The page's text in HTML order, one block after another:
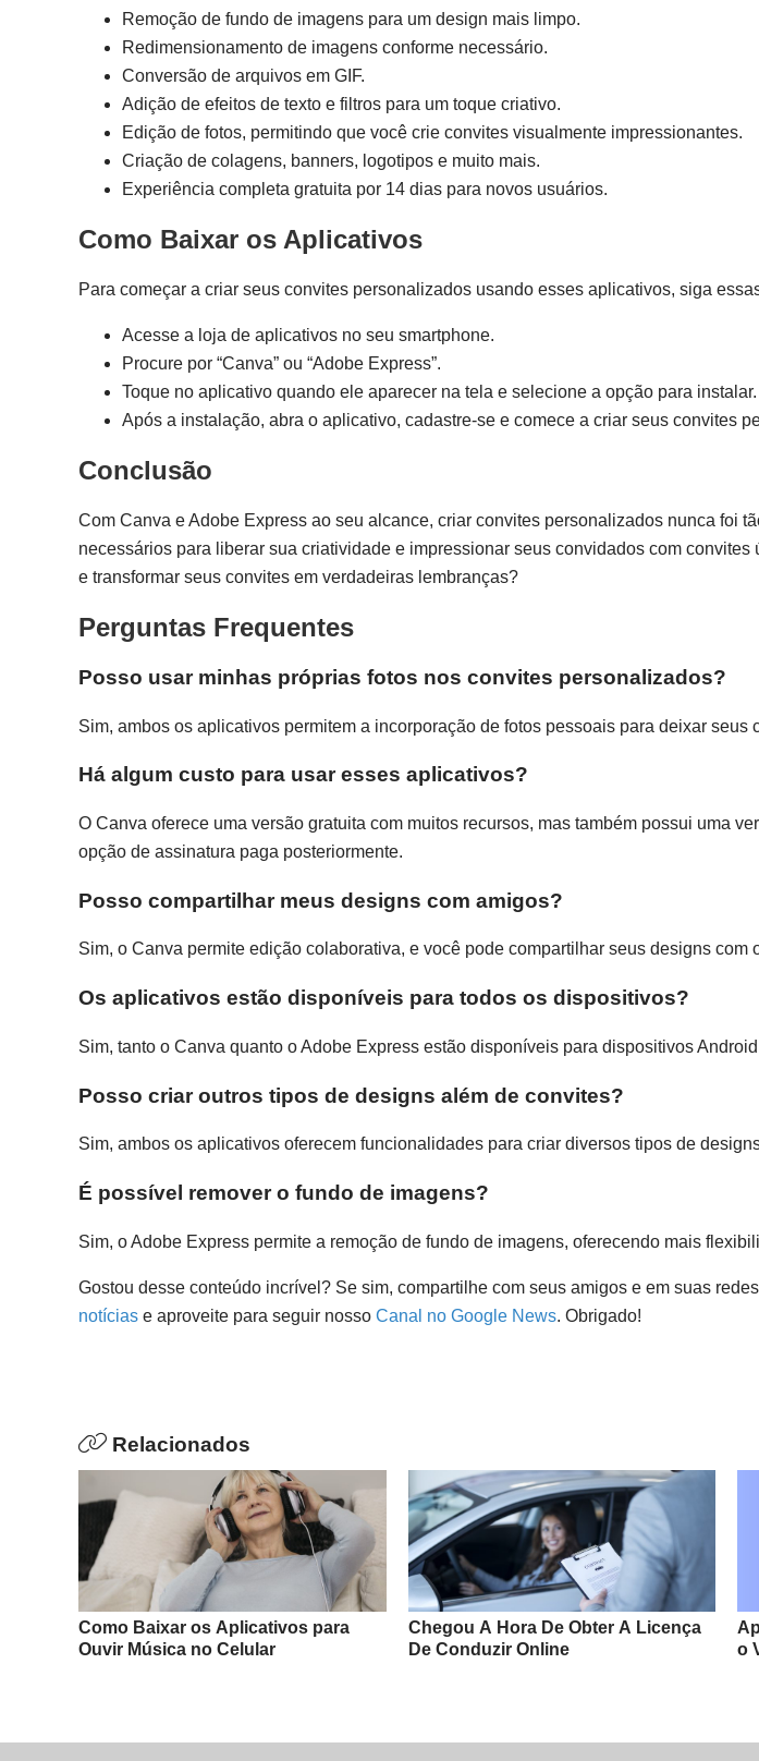
Remoção de fundo de imagens para um design mais limpo.
Redimensionamento de imagens conforme necessário.
Conversão de arquivos em GIF.
Adição de efeitos de texto e filtros para um toque criativo.
Edição de fotos, permitindo que você crie convites visualmente impressionantes.
Criação de colagens, banners, logotipos e muito mais.
Experiência completa gratuita por 14 dias para novos usuários.
Como Baixar os Aplicativos
Para começar a criar seus convites personalizados usando esses aplicativos, siga
Acesse a loja de aplicativos no seu smartphone.
Procure por “Canva” ou “Adobe Express”.
Toque no aplicativo quando ele aparecer na tela e selecione a opção para instalar.
Após a instalação, abra o aplicativo, cadastre-se e comece a criar seus convites
Conclusão
Com Canva e Adobe Express ao seu alcance, criar convites personalizados nunca foi
necessários para liberar sua criatividade e impressionar seus convidados com
e transformar seus convites em verdadeiras lembranças?
Perguntas Frequentes
Posso usar minhas próprias fotos nos convites personalizados?
Sim, ambos os aplicativos permitem a incorporação de fotos pessoais para deixar seus
Há algum custo para usar esses aplicativos?
O Canva oferece uma versão gratuita com muitos recursos, mas também possui uma
opção de assinatura paga posteriormente.
Posso compartilhar meus designs com amigos?
Sim, o Canva permite edição colaborativa, e você pode compartilhar seus designs com
Os aplicativos estão disponíveis para todos os dispositivos?
Sim, tanto o Canva quanto o Adobe Express estão disponíveis para dispositivos
Posso criar outros tipos de designs além de convites?
Sim, ambos os aplicativos oferecem funcionalidades para criar diversos tipos de
É possível remover o fundo de imagens?
Sim, o Adobe Express permite a remoção de fundo de imagens, oferecendo mais
Gostou desse conteúdo incrível? Se sim, compartilhe com seus amigos e em suas
notícias e aproveite para seguir nosso Canal no Google News. Obrigado!
Relacionados
Como Baixar os Aplicativos para
Ouvir Música no Celular
Chegou A Hora De Obter A Licença
De Conduzir Online
o